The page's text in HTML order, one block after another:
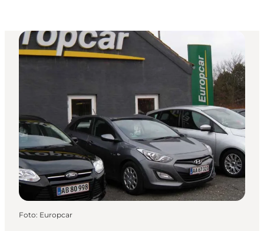
Foto: Europcar